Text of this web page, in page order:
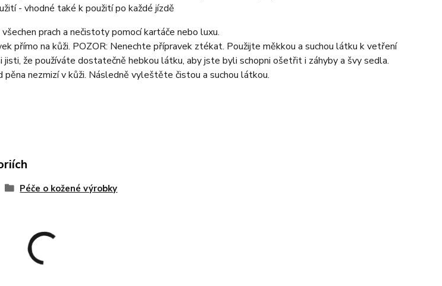
- vhodné také k použití po každé jízdě
prach a nečistoty pomocí kartáče nebo luxu.
přímo na kůži. POZOR: Nenechte přípravek ztékat. Použijte měkkou a suchou látku k vetření
že používáte dostatečně hebkou látku, aby jste byli schopni ošetřit i záhyby a švy sedla.
nezmizí v kůži. Následně vyleštěte čistou a suchou látkou.
Péče o kožené výrobky